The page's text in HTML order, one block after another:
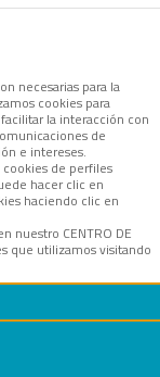
necesarias para la
cookies para
la interacción con
de
e intereses.
de perfiles
hacer clic en
haciendo clic en
nuestro CENTRO DE
que utilizamos visitando